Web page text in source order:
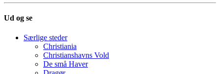
Ud og se
Særlige steder
Christiania
Christianshavns Vold
De små Haver